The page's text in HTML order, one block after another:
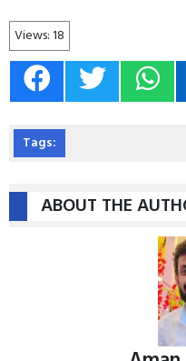
Views:18
Tags:
ABOUT THE